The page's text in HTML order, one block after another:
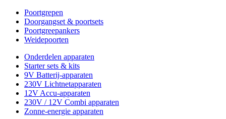
Poortgrepen
Doorgangset & poortsets
Poortgreepankers
Weidepoorten
Onderdelen apparaten
Starter sets & kits
9V Batterij-apparaten
230V Lichtnetapparaten
12V Accu-apparaten
230V / 12V Combi apparaten
Zonne-energie apparaten